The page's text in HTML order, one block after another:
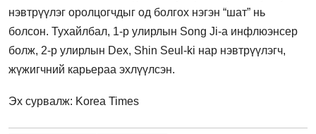
нэвтрүүлэг оролцогчдыг од болгох нэгэн “шат” нь
болсон. Тухайлбал, 1-р улирлын Song Ji-a инфлюэнсер
болж, 2-р улирлын Dex, Shin Seul-ki нар нэвтрүүлэгч,
жүжигчний карьераа эхлүүлсэн.
Эх сурвалж: Korea Times